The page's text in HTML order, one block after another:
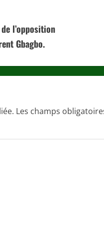
l’opposition
Gbagbo.
Les champs